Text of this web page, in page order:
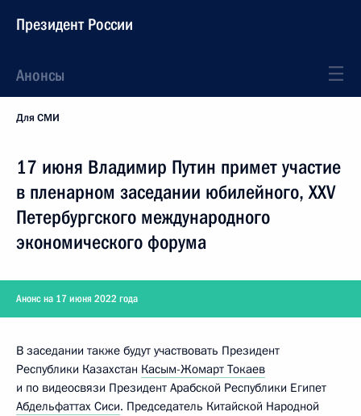
Президент России
Анонсы
Для СМИ
17 июня Владимир Путин примет участие
в пленарном заседании юбилейного, XXV
Петербургского международного
экономического форума
Анонс на 17 июня 2022 года
В заседании также будут участвовать Президент
Республики Казахстан Касым-Жомарт Токаев
и по видеосвязи Президент Арабской Республики Египет
Абдельфаттах Сиси. Председатель Китайской Народной